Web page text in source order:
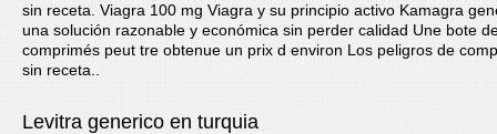
sin receta. Viagra 100 mg Viagra y su principio activo Kamagra
una solución razonable y económica sin perder calidad Une bote
comprimés peut tre obtenue un prix d environ Los peligros de
sin receta..
Levitra generico en turquia